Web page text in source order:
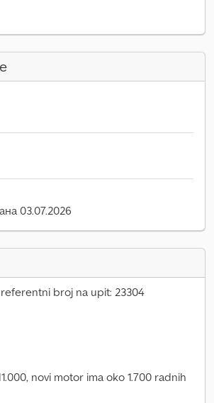
03.07.2026
broj na upit: 23304
novi motor ima oko 1.700 radnih